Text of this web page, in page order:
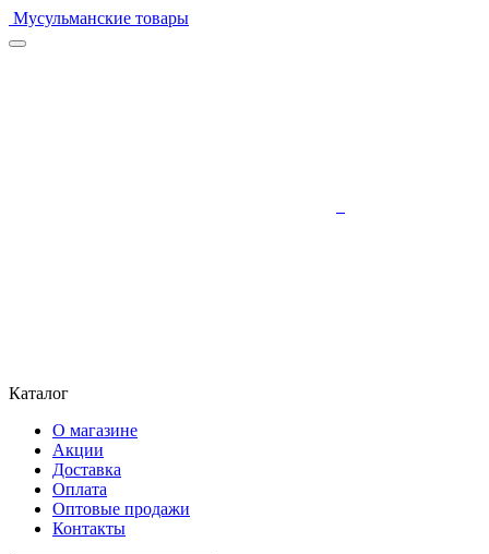
Мусульманские товары
Каталог
О магазине
Акции
Доставка
Оплата
Оптовые продажи
Контакты